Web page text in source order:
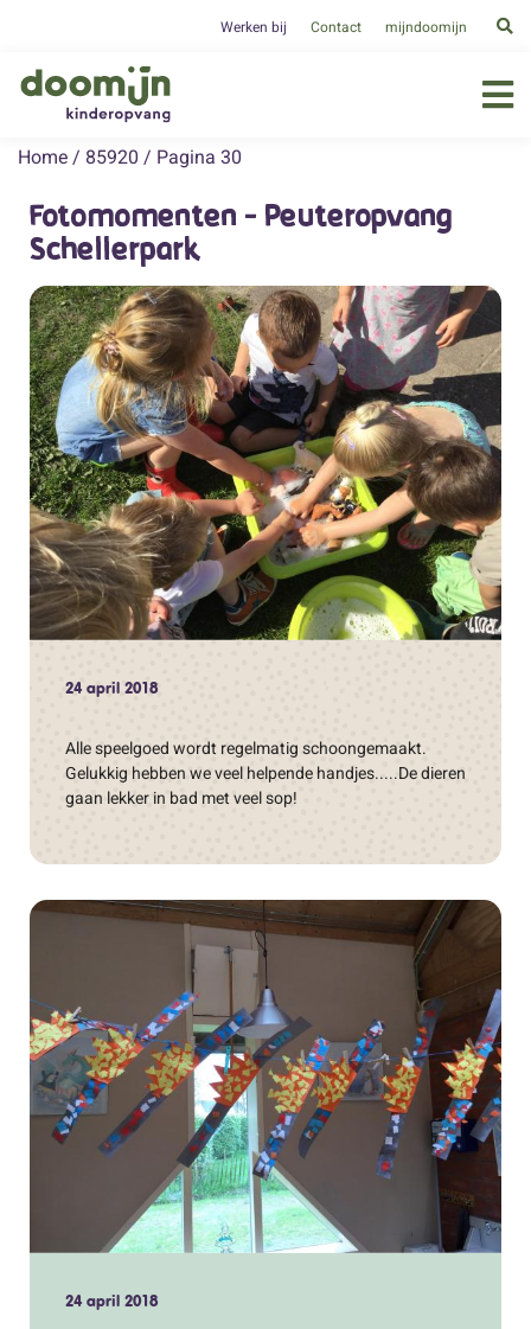
Werken bij Contact mijndoomijn
Home / 85920 / Pagina 30
Fotomomenten - Peuteropvang
Schellerpark
24 april 2018
Alle speelgoed wordt regelmatig schoongemaakt.
Gelukkig hebben we veel helpende handjes.....De dieren
gaan lekker in bad met veel sop!
24 april 2018